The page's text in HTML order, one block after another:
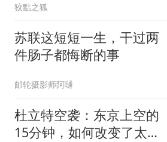
狡黠之狐
苏联这短短一生，干过两
件肠子都悔断的事
邮轮摄影师阿嗵
杜立特空袭：东京上空的
15分钟，如何改变了太平